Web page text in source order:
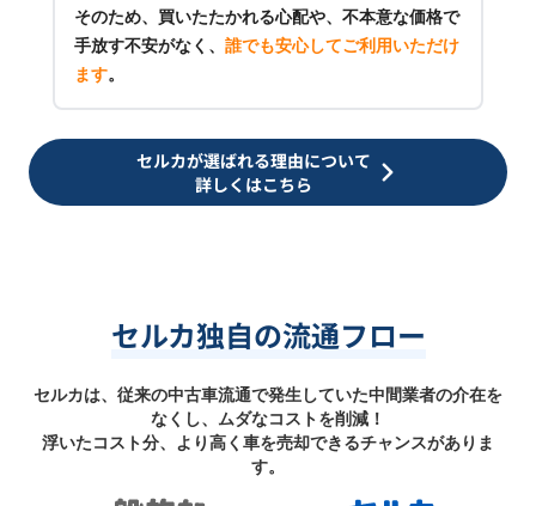
そのため、買いたたかれる心配や、不本意な価格で
手放す不安がなく、 誰でも安心してご利用いただけ
ます。
セルカが選ばれる理由について
詳しくはこちら
セルカ独自の流通フロー
セルカは、従来の中古車流通で発生していた中間業者の介在を
なくし、ムダなコストを削減！
浮いたコスト分、より高く車を売却できるチャンスがありま
す。